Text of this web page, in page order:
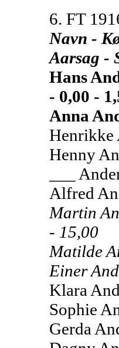
6. FT
Navn -
Aarsag -
Hans
- 0,00 -
Anna
Henrikke
Henny
___
Alfred
Martin
- 15,00
Matilde
Einer
Klara
Sophie
Gerda